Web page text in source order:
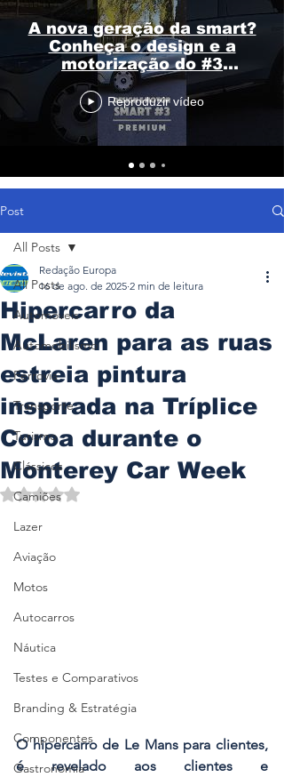
A nova geração da smart?
Conheça o design e a
motorização do #3
Premium
Reproduzir vídeo
Post
All Posts
Automóveis
Automobilismo
Ferrovia
Transporte
Turismo
Clássicos
Camiões
Lazer
Aviação
Motos
Autocarros
Náutica
Testes e Comparativos
Branding & Estratégia
Componentes
Gastronomia
All Posts
Hipercarro da
McLaren para as ruas
estreia pintura
inspirada na Tríplice
Coroa durante o
Monterey Car Week
Redação Europa
16 de ago. de 2025 2 min de leitura
Avaliado com NaN de 5 estrelas.
O hipercarro de Le Mans para clientes,
é revelado aos clientes e